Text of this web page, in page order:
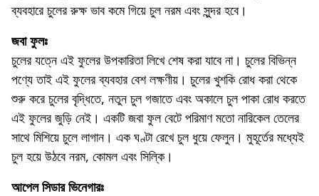
ব্যবহারে চুলের রুক্ষ ভাব কমে গিয়ে চুল নরম এবং সুন্দর হবে।
জবা ফুলঃ
চুলের যত্নে এই ফুলের উপকারিতা লিখে শেষ করা যাবে না। চুলের বিভিন্ন
পণ্যে তাই এই ফুলের ব্যবহার বেশ লক্ষণীয়। চুলের খুশকি রোধ করা থেকে
শুরু করে চুলের বৃদ্ধিতে, নতুন চুল গজাতে এবং অকালে চুল পাকা রোধ করতে
এই ফুলের জুড়ি নেই। একটি জবা ফুল বেটে পরিমাণ মতো নারিকেল তেলের
সাথে মিশিয়ে চুলে লাগান। এক ঘণ্টা রেখে চুল ধুয়ে ফেলুন। মুহূর্তের মধ্যেই
চুল হয়ে উঠবে নরম, কোমল এবং সিল্কি।
আপেল সিডার ভিনেগারঃ